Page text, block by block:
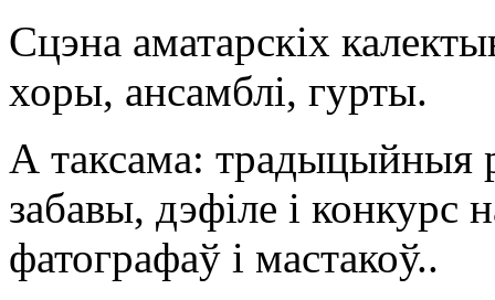
Сцэна аматарскіх
хоры, ансамблі, гурты.
А таксама: традыцыйныя
забавы, дэфіле і конкурс
фатографаў і мастакоў..